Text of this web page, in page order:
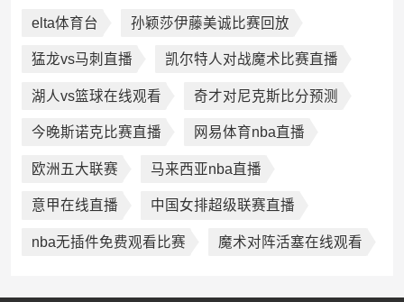
elta体育台 孙颖莎伊藤美诚比赛回放
猛龙vs马刺直播 凯尔特人对战魔术比赛直播
湖人vs篮球在线观看 奇才对尼克斯比分预测
今晚斯诺克比赛直播 网易体育nba直播
欧洲五大联赛 马来西亚nba直播
意甲在线直播 中国女排超级联赛直播
nba无插件免费观看比赛 魔术对阵活塞在线观看